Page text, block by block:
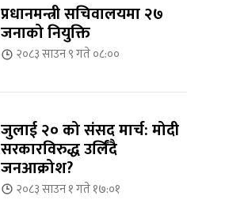
प्रधानमन्त्री सचिवालयमा २७
जनाको नियुक्ति
२०८३ साउन ९ गते ०८:००
जुलाई २० को संसद मार्च: मोदी
सरकारविरुद्ध उर्लिंदै
जनआक्रोश?
२०८३ साउन १ गते १७:०१